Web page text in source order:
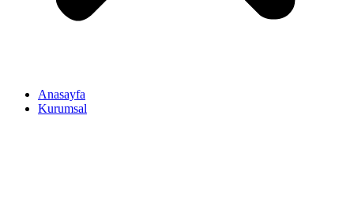
Anasayfa
Kurumsal